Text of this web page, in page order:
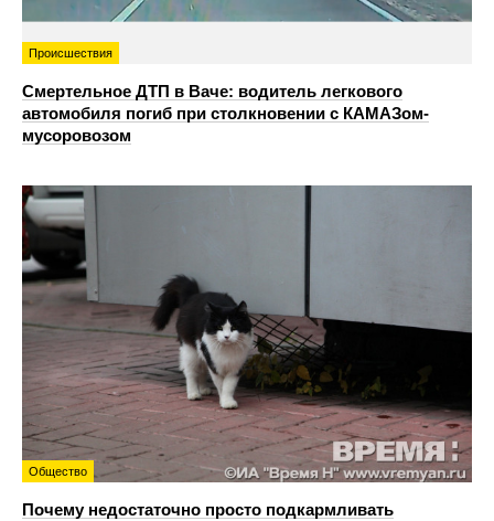
Происшествия
Смертельное ДТП в Ваче: водитель легкового
автомобиля погиб при столкновении с КАМАЗом-
мусоровозом
Общество
Почему недостаточно просто подкармливать